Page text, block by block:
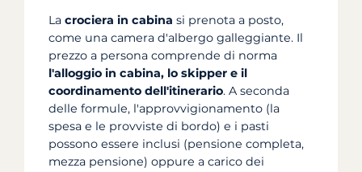
La crociera in cabina si prenota a posto,
come una camera d'albergo galleggiante. Il
prezzo a persona comprende di norma
l'alloggio in cabina, lo skipper e il
coordinamento dell'itinerario. A seconda
delle formule, l'approvvigionamento (la
spesa e le provviste di bordo) e i pasti
possono essere inclusi (pensione completa,
mezza pensione) oppure a carico dei